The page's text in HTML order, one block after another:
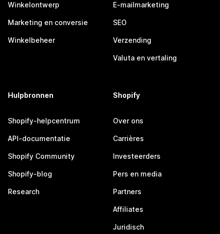
Winkelontwerp
Marketing en conversie
Winkelbeheer
E-mailmarketing
SEO
Verzending
Valuta en vertaling
Hulpbronnen
Shopify-helpcentrum
API-documentatie
Shopify Community
Shopify-blog
Research
Shopify
Over ons
Carrières
Investeerders
Pers en media
Partners
Affiliates
Juridisch